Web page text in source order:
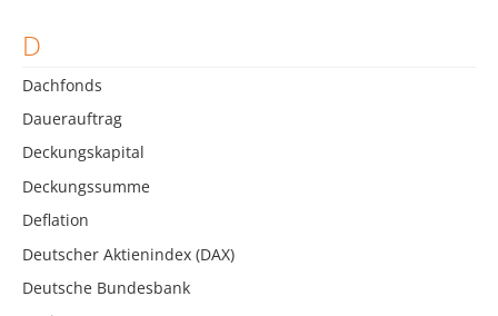
D
Dachfonds
Dauerauftrag
Deckungskapital
Deckungssumme
Deflation
Deutscher Aktienindex (DAX)
Deutsche Bundesbank